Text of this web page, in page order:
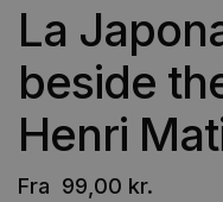
La
beside
Henri
Fra 99,00 kr.